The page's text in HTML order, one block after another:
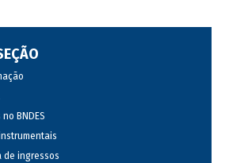
BNDES
de ingressos